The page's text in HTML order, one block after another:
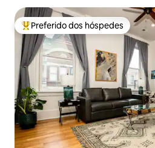
Entre os melhores preferidos dos
Preferido dos hóspedes